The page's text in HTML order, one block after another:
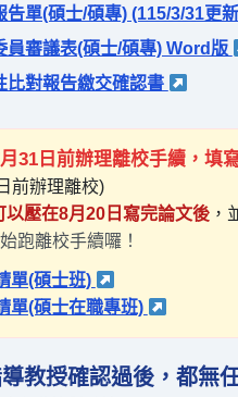
告單(碩士/碩專) (115/3/31更
員審議表(碩士/碩專) Word版
比對報告繳交確認書
31日前辦理離校手續，填
前辦理離校)
以壓在8月20日寫完論文後，
跑離校手續囉！
單(碩士班)
單(碩士在職專班)
教授確認過後，都無